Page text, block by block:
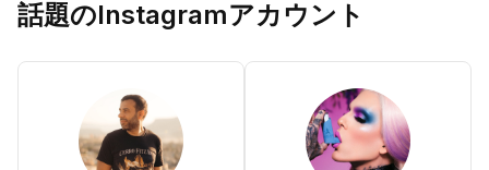
話題のInstagramアカウント